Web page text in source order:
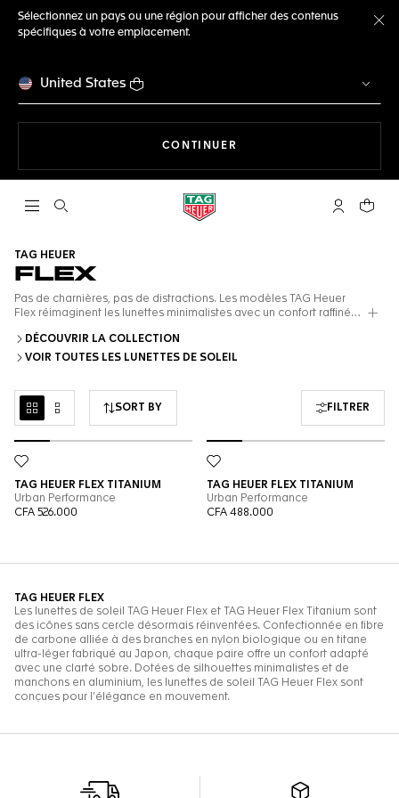
Sélectionnez un pays ou une région pour afficher des contenus
spécifiques à votre emplacement.
United States
CONTINUER
Ouvrir la barre de recherche Compte My
Votre